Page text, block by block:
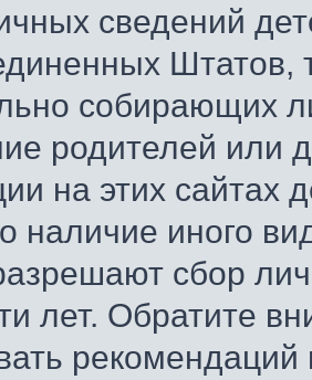
сведений
Штатов,
собирающих
родителей или
на этих сайтах
наличие иного
сбор
лет. Обратите